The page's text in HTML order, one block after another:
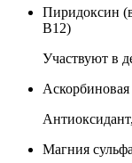
Пиридоксин
B12)
Участвуют в
Магния